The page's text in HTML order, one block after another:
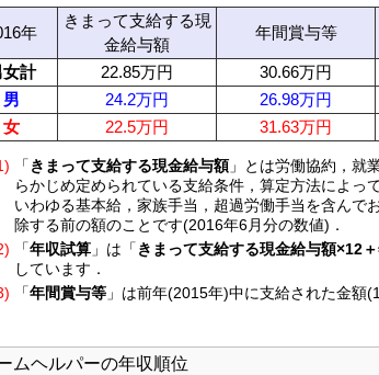
年
きまって支給する現
金給与額
年間賞与等
計 22.85万円 30.66万円
男
24.2万円 26.98万円
女
22.5万円 31.63万円
「 きまって支給する現金給与額」とは労働協約，就
らかじめ定められている支給条件，算定方法によっ
いわゆる基本給，家族手当，超過労働手当を含んで
除する前の額のことです(2016年6月分の数値)．
「年収試算 」は「 きまって支給する現金給与額×12
しています．
「年間賞与等 」は前年(2015年)中に支給された金額
ムヘルパーの年収順位